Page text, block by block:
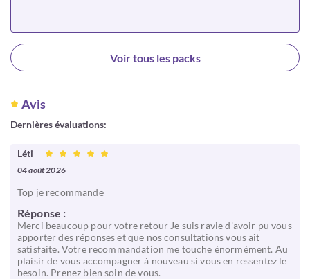
Choisir
Voir tous les packs
Avis
Dernières évaluations:
Léti
04 août 2026
Top je recommande
Réponse :
Merci beaucoup pour votre retour Je suis ravie d'avoir pu vous
apporter des réponses et que nos consultations vous ait
satisfaite. Votre recommandation me touche énormément. Au
plaisir de vous accompagner à nouveau si vous en ressentez le
besoin. Prenez bien soin de vous.